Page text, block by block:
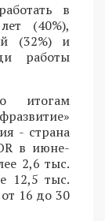
в
(40%),
(32%) и
работы
итогам
- страна
в июне-
2,6 тыс.
12,5 тыс.
16 до 30